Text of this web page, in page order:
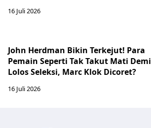
16 Juli 2026
John Herdman Bikin Terkejut! Para
Pemain Seperti Tak Takut Mati Demi
Lolos Seleksi, Marc Klok Dicoret?
16 Juli 2026